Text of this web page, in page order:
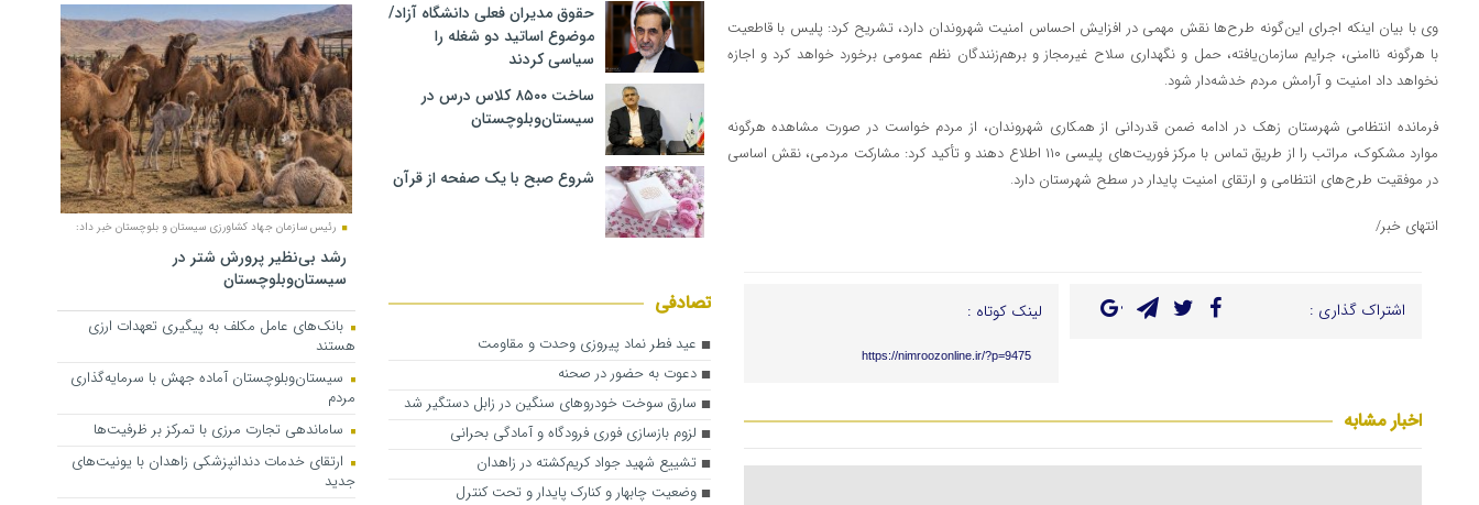
وی با بیان اینکه اجرای این‌گونه طرح‌ها نقش مهمی در افزایش احساس امنیت شهروندان دارد، تشریح کرد: پلیس با قاطعیت
با هرگونه ناامنی، جرایم سازمان‌یافته، حمل و نگهداری سلاح غیرمجاز و برهم‌زنندگان نظم عمومی برخورد خواهد کرد و اجازه
نخواهد داد امنیت و آرامش مردم خدشه‌دار شود.
فرمانده انتظامی شهرستان زهک در ادامه ضمن قدردانی از همکاری شهروندان، از مردم خواست در صورت مشاهده هرگونه
موارد مشکوک، مراتب را از طریق تماس با مرکز فوریت‌های پلیسی ۱۱۰ اطلاع دهند و تأکید کرد: مشارکت مردمی، نقش اساسی
در موفقیت طرح‌های انتظامی و ارتقای امنیت پایدار در سطح شهرستان دارد.
انتهای خبر/
اشتراک گذاری : لینک کوتاه :
https://nimroozonline.ir/?p=9475
اخبار مشابه
حقوق مدیران فعلی دانشگاه آزاد/
موضوع اساتید دو شغله را
سیاسی کردند
ساخت ۸۵۰۰ کلاس درس در
سیستان‌وبلوچستان
شروع صبح با یک صفحه از قرآن
تصادفی
عید فطر نماد پیروزی وحدت و مقاومت
دعوت به حضور در صحنه
سارق سوخت خودروهای سنگین در زابل دستگیر شد
لزوم بازسازی فوری فرودگاه و آمادگی بحرانی
تشییع شهید جواد کریم‌کشته در زاهدان
وضعیت چابهار و کنارک پایدار و تحت کنترل
رئیس سازمان جهاد کشاورزی سیستان و بلوچستان خبر داد:
رشد بی‌نظیر پرورش شتر در
سیستان‌وبلوچستان
بانک‌های عامل مکلف به پیگیری تعهدات ارزی
هستند
سیستان‌وبلوچستان آماده جهش با سرمایه‌گذاری
مردم
ساماندهی تجارت مرزی با تمرکز بر ظرفیت‌ها
ارتقای خدمات دندانپزشکی زاهدان با یونیت‌های
جدید